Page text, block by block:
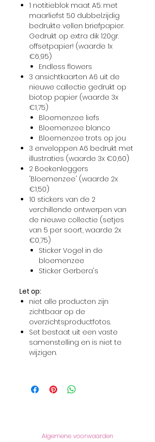
1 notitieblok maat A5: met
maarliefst 50 dubbelzijdig
bedrukte vellen briefpapier.
Gedrukt op extra dik 120gr.
offsetpapier! (waarde 1x
€6,95)
Endless flowers
3 ansichtkaarten A6 uit de
nieuwe callectie gedrukt op
biotop papier (waarde 3x
€1,75)
Bloemenzee liefs
Bloemenzee blanco
Bloemenzee trots op jou
3 enveloppen A6 bedrukt met
illustraties (waarde 3x €0,60)
2 Boekenleggers
'Bloemenzee' (waarde 2x
€1,50)
10 stickers van de 2
verchillende ontwerpen van
de nieuwe collectie (setjes
van 5 per soort, waarde 2x
€0,75)
Sticker Vogel in de
bloemenzee
Sticker Gerbera's
Let op:
niet alle producten zijn
zichtbaar op de
overzichtsproductfotos.
Set bestaat uit een vaste
samenstelling en is niet te
wijzigen.
Algemene voorwaarden